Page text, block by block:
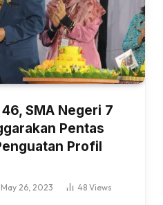
SMA Negeri 7
Pentas
Profil
May 26, 2023 48 Views